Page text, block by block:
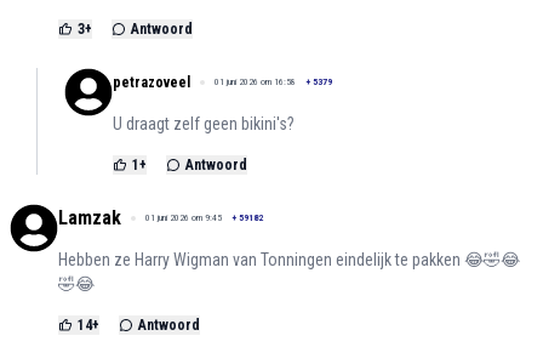
3+ Antwoord
petrazoveel 01 juni 2026 om 16:58 + 5379
U draagt zelf geen bikini's?
1 + Antwoord
Lamzak 01 juni 2026 om 9:45 + 59182
Hebben ze Harry Wigman van Tonningen eindelijk te pakken 😂🤣😂
🤣😂
14+ Antwoord